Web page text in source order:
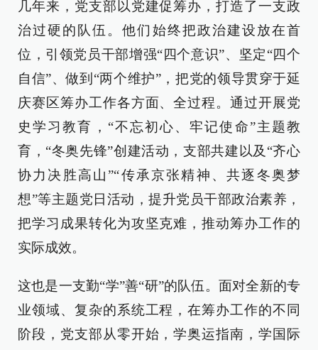
几年来，党支部以党建促筹办，打造了一支政
治过硬的队伍。他们始终把政治建设放在首
位，引领党员干部增强“四个意识”、坚定“四个
自信”、做到“两个维护”，把党的领导贯穿于延
庆赛区筹办工作各方面、全过程。通过开展党
史学习教育，“不忘初心、牢记使命”主题教
育，“冬奥先锋”创建活动，支部共建以及“齐心
协力决胜高山”“传承京张精神、共逐冬奥梦
想”等主题党日活动，提升党员干部政治素养，
把学习成果转化为攻坚克难，推动筹办工作的
实际成效。
这也是一支勤“学”善“研”的队伍。面对全新的专
业领域、复杂的系统工程，在筹办工作的不同
阶段，党支部从零开始，学奥运指南，学国际